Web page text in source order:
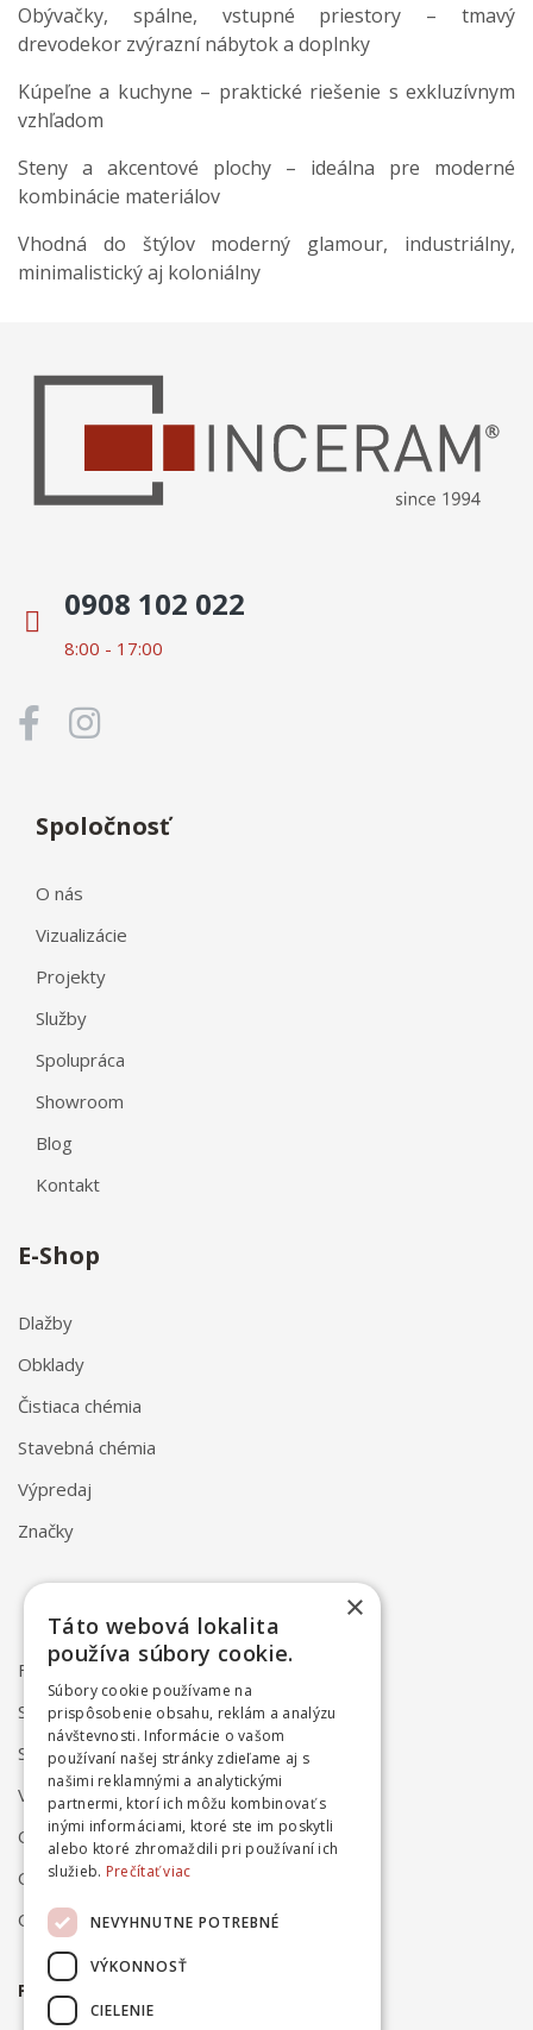
Obývačky, spálne, vstupné priestory – tmavý
drevodekor zvýrazní nábytok a doplnky
Kúpeľne a kuchyne – praktické riešenie s exkluzívnym
vzhľadom
Steny a akcentové plochy – ideálna pre moderné
kombinácie materiálov
Vhodná do štýlov moderný glamour, industriálny,
minimalistický aj koloniálny
0908 102 022
8:00 - 17:00
Spoločnosť
O nás
Vizualizácie
Projekty
Služby
Spolupráca
Showroom
Blog
Kontakt
E-Shop
Dlažby
Obklady
Čistiaca chémia
Stavebná chémia
Výpredaj
Značky
FAQ
Spôsob dodania
Spôsob platby
Vrátenie a reklamácia
Odstúpenie od zmluvy online
Obchodné podmienky
Ochrana osobných údajov
PRIHLÁSTE SA NA ODBER NOVINIEK
×
Táto webová lokalita
používa súbory cookie.
Súbory cookie používame na
prispôsobenie obsahu, reklám a analýzu
návštevnosti. Informácie o vašom
používaní našej stránky zdieľame aj s
našimi reklamnými a analytickými
partnermi, ktorí ich môžu kombinovať s
inými informáciami, ktoré ste im poskytli
alebo ktoré zhromaždili pri používaní ich
služieb. Prečítať viac
NEVYHNUTNE POTREBNÉ
VÝKONNOSŤ
CIELENIE